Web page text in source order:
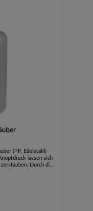
(PP, Edelstahl)
lassen sich
Durch die
Drücken der